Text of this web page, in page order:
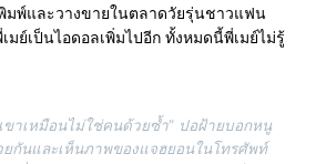
มพ์และวางขายในตลาดวัยรุ่นชาวแฟน
มย์เป็นไอดอลเพิ่มไปอีก ทั้งหมดนี้พี่เมย์ไม่รู้
ขาเหมือนไม่ใช่คนด้วยซ้ำ” ปอฝ้ายบอกหนู
ยกันและเห็นภาพของแจฮยอนในโทรศัพท์